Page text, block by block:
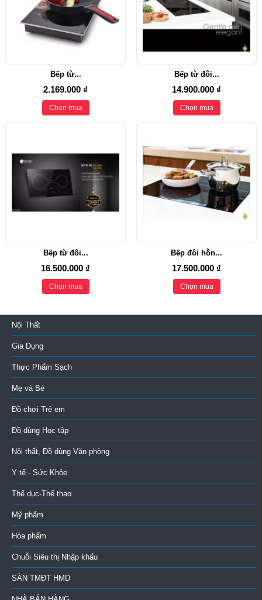
Bếp từ...
2.169.000 ₫
Chọn mua
Bếp từ đôi...
14.900.000 ₫
Chọn mua
Bếp từ đôi...
16.500.000 ₫
Chọn mua
Bếp đôi hỗn...
17.500.000 ₫
Chọn mua
Nội Thất
Gia Dụng
Thực Phẩm Sạch
Mẹ và Bé
Đồ chơi Trẻ em
Đồ dùng Học tập
Nội thất, Đồ dùng Văn phòng
Y tế - Sức Khỏe
Thể dục-Thể thao
Mỹ phẩm
Hóa phẩm
Chuỗi Siêu thị Nhập khẩu
SÀN TMĐT HMD